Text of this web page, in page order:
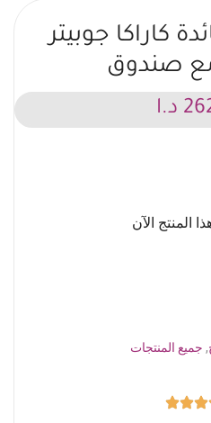
كاراكا جوبيتر
د.ا
, جميع المنتجات